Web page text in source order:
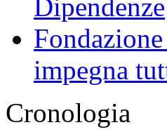
Dipendenze
impegna
Cronologia